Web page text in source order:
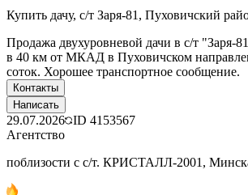
Купить дачу, с/т Заря-81, Пуховичский
Продажа двухуровневой дачи в с/т "Заря-
в 40 км от МКАД в Пуховичском
соток. Хорошее транспортное сообщение.
Контакты
Написать
29.07.2026 ID 4153567
Агентство
поблизости с с/т. КРИСТАЛЛ-2001,